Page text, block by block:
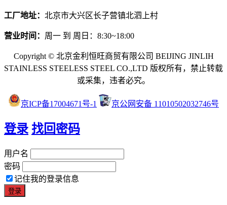
工厂地址： 北京市大兴区长子营镇北泗上村
营业时间： 周一 到 周日：8:30~18:00
Copyright © 北京金利恒旺商贸有限公司 BEIJING JINLIH
STAINLESS STEELESS STEEL CO.,LTD 版权所有，禁止转载
或采集，违者必究。
京ICP备17004671号-1 京公网安备 11010502032746号
登录 找回密码
用户名
密码
记住我的登录信息